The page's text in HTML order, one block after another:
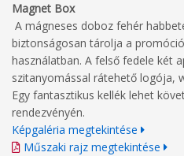
Magnet Box
A mágneses doboz fehér
biztonságosan tárolja a
használatban. A felső fedele két
szitanyomással rátehető logója,
Egy fantasztikus kellék lehet
rendezvényén.
Képgaléria megtekintése
Műszaki rajz megtekintése